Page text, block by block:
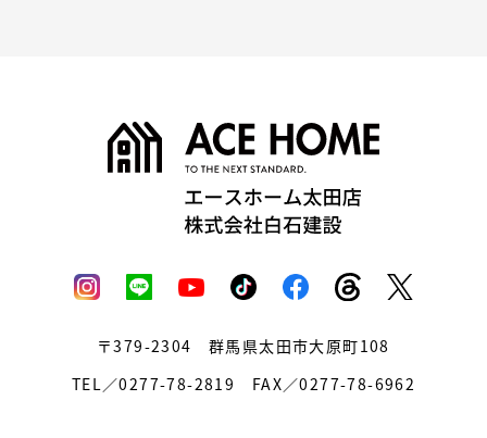
〒379-2304群馬県太田市大原町108
TEL／0277-78-2819 FAX／0277-78-6962